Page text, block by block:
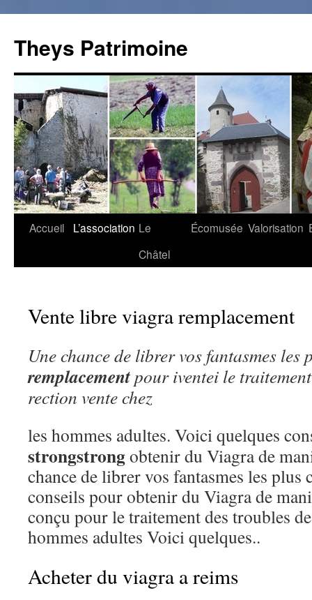
Theys Patrimoine
Aller
Accueil L’association Le
Châtel
Écomusée Valorisation
Vente libre viagra remplacement
Une chance de librer vos fantasmes les
remplacementpouriventei le
rection ventechez
les hommes adultes. Voici quelques
strongstrongobtenir du Viagra de
chance de librer vos fantasmes les plus
conseils pour obtenir du Viagra de
conçu pour le traitement des troubles
hommes adultes Voici quelques..
Acheter du viagra a reims